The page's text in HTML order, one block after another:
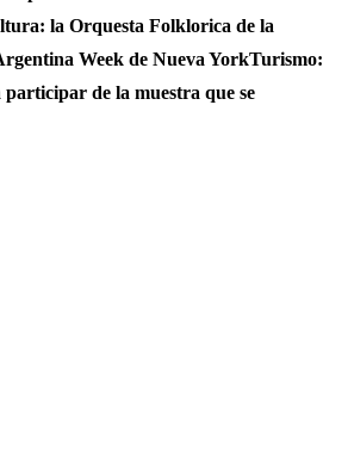
la Orquesta Folklorica de la
Week de Nueva YorkTurismo:
de la muestra que se